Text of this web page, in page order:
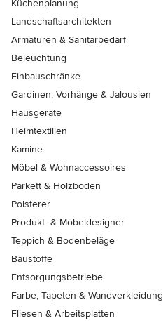
Küchenplanung
Landschaftsarchitekten
Armaturen & Sanitärbedarf
Beleuchtung
Einbauschränke
Gardinen, Vorhänge & Jalousien
Hausgeräte
Heimtextilien
Kamine
Möbel & Wohnaccessoires
Parkett & Holzböden
Polsterer
Produkt- & Möbeldesigner
Teppich & Bodenbeläge
Baustoffe
Entsorgungsbetriebe
Farbe, Tapeten & Wandverkleidung
Fliesen & Arbeitsplatten